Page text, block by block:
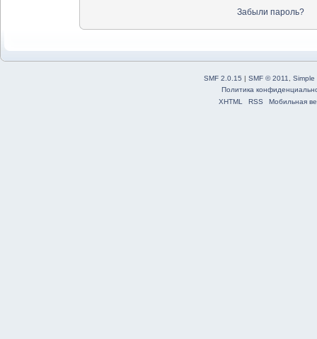
Забыли пароль?
SMF 2.0.15 | SMF © 2011
Simple
Политика
XHTML
RSS Мобильная